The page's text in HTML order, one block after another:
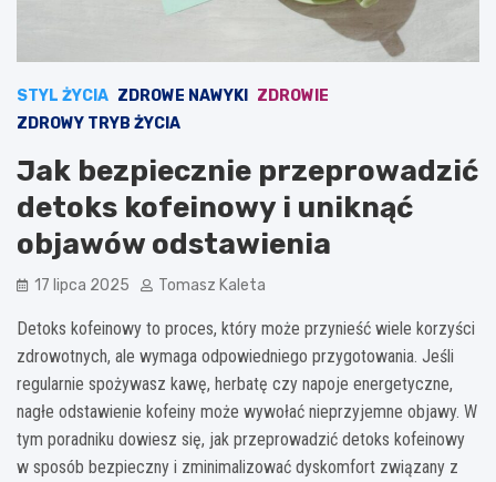
STYL ŻYCIA ZDROWE NAWYKI
ZDROWIE
ZDROWY TRYB ŻYCIA
Jak bezpiecznie przeprowadzić
detoks kofeinowy i uniknąć
objawów odstawienia
17 lipca 2025 Tomasz Kaleta
Detoks kofeinowy to proces, który może przynieść wiele korzyści
zdrowotnych, ale wymaga odpowiedniego przygotowania. Jeśli
regularnie spożywasz kawę, herbatę czy napoje energetyczne,
nagłe odstawienie kofeiny może wywołać nieprzyjemne objawy. W
tym poradniku dowiesz się, jak przeprowadzić detoks kofeinowy
w sposób bezpieczny i zminimalizować dyskomfort związany z